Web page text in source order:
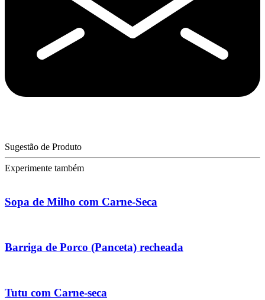
Sugestão de Produto
Experimente também
Sopa de Milho com Carne-Seca
Barriga de Porco (Panceta) recheada
Tutu com Carne-seca